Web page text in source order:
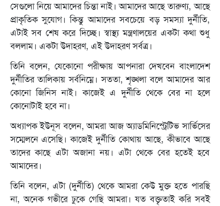
সেগুলো নিয়ে আমাদের চিন্তা নাই। আমাদের আছে তারুণ্য, আছে
প্রাকৃতিক সুযোগ। কিন্তু আমাদের সবচেয়ে বড় সমস্যা দুর্নীতি,
এটাই সব শেষ করে দিচ্ছে। স্বাস্থ্য মন্ত্রণালয়ের একটা কথা শুধু
বললাম। একটা উদাহরণ, এই উদাহরণ সর্বত্র।
তিনি বলেন, যেকোনো পরীক্ষায় আপনারা দেখবেন বাংলাদেশ
দুর্নীতির তালিকায় সর্বনিম্নে। সততা, শৃঙ্খলা বলে আমাদের আর
কোনো জিনিস নাই। কাজেই এ দুর্নীতি থেকে বের না হলে
কোনোটাই হবে না।
অধ্যাপক ইউনূস বলেন, আমরা আজ অ্যাডমিনিস্ট্রেটিভ সার্ভিসের
সম্মেলনে এসেছি। কাজেই দুর্নীতি কোথায় আছে, কীভাবে আছে
তাদের কাছে এটা অজানা নয়। এটা থেকে বের হতেই হবে
আমাদের।
তিনি বলেন, এটা (দুর্নীতি) থেকে আমরা কেউ মুক্ত হতে পারছি
না, অনেক গভীরে ঢুকে গেছি আমরা। যত বক্তৃতাই করি সবই